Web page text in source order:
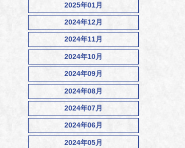
2025年01月
2024年12月
2024年11月
2024年10月
2024年09月
2024年08月
2024年07月
2024年06月
2024年05月